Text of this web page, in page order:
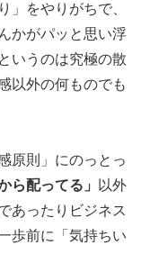
」をやりがちで、
かがパッと思い浮
いうのは究極の散
以外の何ものでも
原則」にのっとっ
ら配ってる」
以外
あったりビジネス
歩前に「気持ちい